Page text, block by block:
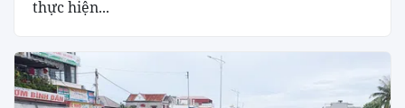
thực hiện...